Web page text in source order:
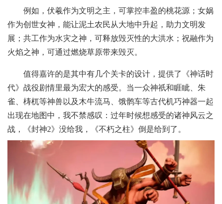
例如，伏羲作为文明之主，可掌控丰盈的桃花源；女娲
作为创世女神，能让泥土农民从大地中升起，助力文明发
展；共工作为水灾之神，可释放毁灭性的大洪水；祝融作为
火焰之神，可通过燃烧草原带来毁灭。
值得嘉许的是其中有几个关卡的设计，提供了《神话时
代》战役剧情里最为宏大的感受。当一众神祇和睚眦、朱
雀、梼杌等神兽以及木牛流马、饿鹘车等古代机巧神器一起
出现在地图中，我不禁感叹：过年时候想感受的诸神风云之
战，《封神2》没给我，《不朽之柱》倒是给到了。